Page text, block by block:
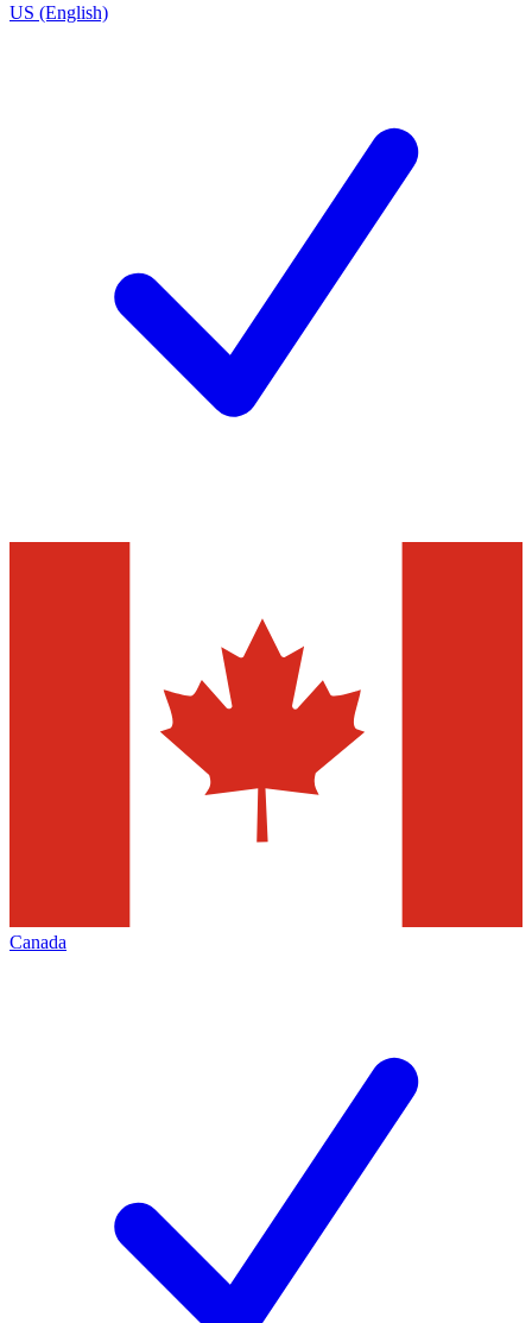
US (English)
Canada